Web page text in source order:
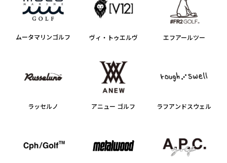
ムータマリンゴルフ ヴィ・トゥエルヴ エフアールツー
ラッセルノ アニュー ゴルフ ラフアンドスウェル